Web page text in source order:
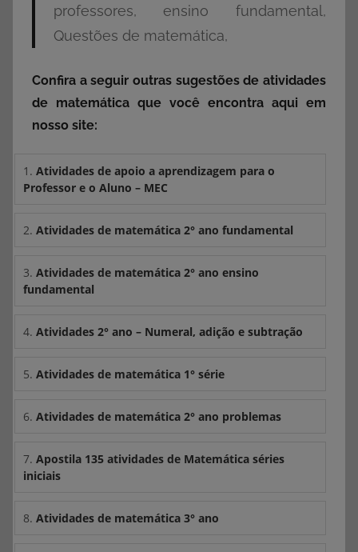
professores, ensino fundamental,
Questões de matemática,
Confira a seguir outras sugestões de atividades
de matemática que você encontra aqui em
nosso site:
1. Atividades de apoio a aprendizagem para o
Professor e o Aluno – MEC
2. Atividades de matemática 2° ano fundamental
3. Atividades de matemática 2° ano ensino
fundamental
4. Atividades 2° ano – Numeral, adição e subtração
5. Atividades de matemática 1° série
6. Atividades de matemática 2° ano problemas
7. Apostila 135 atividades de Matemática séries
iniciais
8. Atividades de matemática 3° ano